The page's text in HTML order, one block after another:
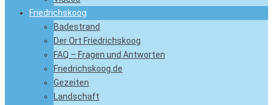
Friedrichskoog
Badestrand
Der Ort Friedrichskoog
FAQ – Fragen und Antworten
Friedrichskoog.de
Gezeiten
Landschaft